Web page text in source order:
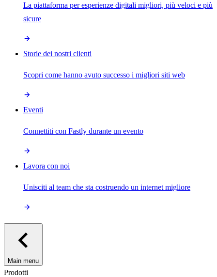
La piattaforma per esperienze digitali migliori, più veloci e più
sicure
Storie dei nostri clienti
Scopri come hanno avuto successo i migliori siti web
Eventi
Connettiti con Fastly durante un evento
Lavora con noi
Unisciti al team che sta costruendo un internet migliore
Main menu
Prodotti